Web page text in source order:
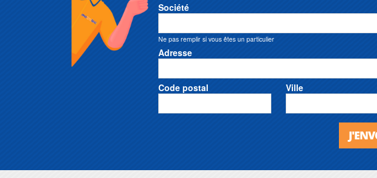
Société
Ne pas remplir si vous êtes un particulier
Adresse
Code postal Ville